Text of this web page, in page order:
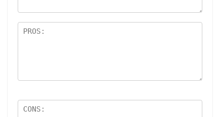
価